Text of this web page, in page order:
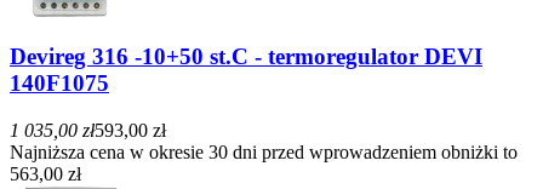
Devireg 316 -10+50 st.C - termoregulator DEVI
140F1075
1 035,00 zł593,00 zł
Najniższa cena w okresie 30 dni przed wprowadzeniem obniżki to
563,00 zł